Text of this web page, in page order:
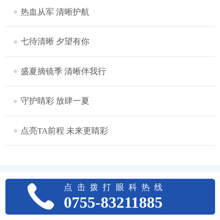
热血从军 清晰护航
七待清晰 夕望有你
盛夏摘镜季 清晰伴我行
守护睛彩 放肆一夏
点亮TA前程 未来更睛彩
点击拨打眼科热线
0755-83211885